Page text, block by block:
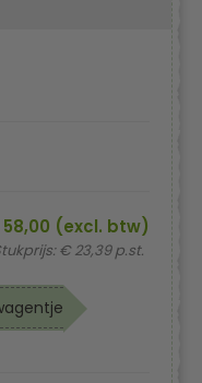
(excl. btw)
€ 23,39 p.st.